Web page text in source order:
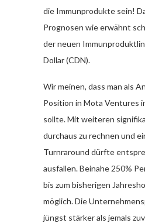
die Immunprodukte sein!
Prognosen wie erwähnt
der neuen
Dollar (CDN).
Wir meinen, dass man als
Position in Mota Ventures
sollte. Mit weiteren
durchaus zu rechnen und
Turnraround dürfte
ausfallen. Beinahe 250%
bis zum bisherigen
möglich. Die
jüngst stärker als jemals